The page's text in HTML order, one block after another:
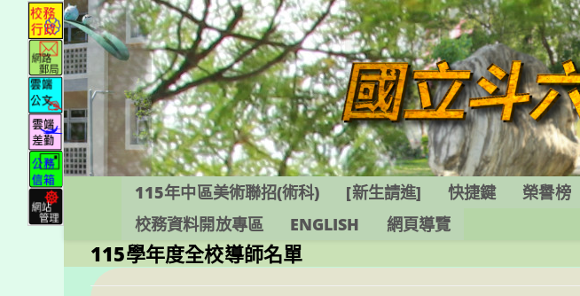
115年中區美術聯招(術科) [新生請進] 快捷鍵 榮譽榜
校務資料開放專區
ENGLISH 網頁導覽
115學年度全校導師名單